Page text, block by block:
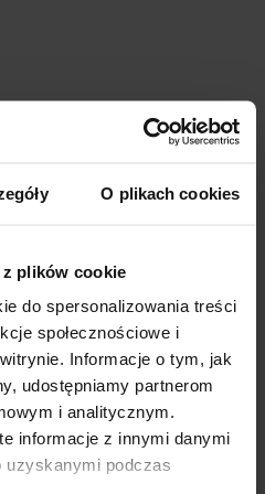
O plikach cookies
plików cookie
do spersonalizowania treści
społecznościowe i
Informacje o tym, jak
udostępniamy partnerom
i analitycznym.
informacje z innymi danymi
uzyskanymi podczas